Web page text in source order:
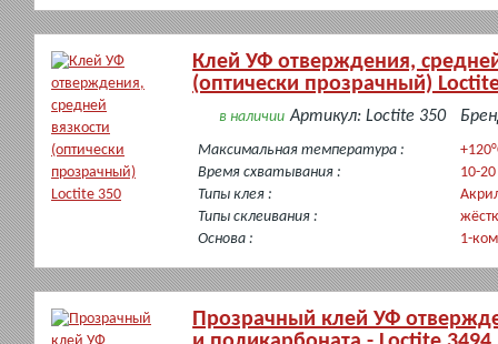
Клей УФ отверждения,
(оптически прозрачный)
в наличии Артикул: Loctite 350
Максимальная температура :
Время схватывания :
10-
Типы клея :
Типы склеивания :
Основа :
1-
Прозрачный клей УФ